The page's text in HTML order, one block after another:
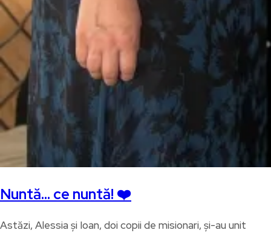
Nuntă… ce nuntă! ❤️
Astăzi, Alessia și Ioan, doi copii de misionari, și-au unit